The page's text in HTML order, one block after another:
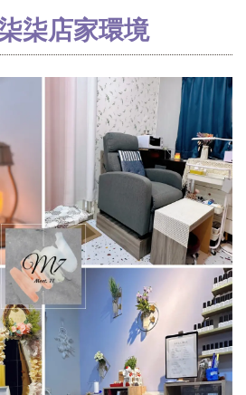
柒店家環境